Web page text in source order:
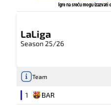
LaLiga
Season 25/26
Team
1 BAR